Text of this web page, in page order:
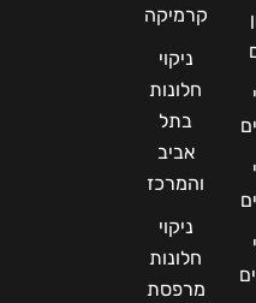
קרמיקה
ניקוי
חלונות
בתל
אביב
והמרכז
ניקוי
חלונות
מרפסת